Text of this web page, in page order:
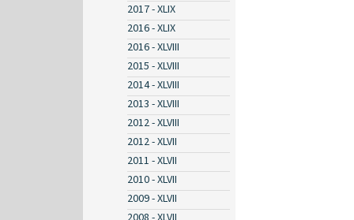
2017 - XLIX
2016 - XLIX
2016 - XLVIII
2015 - XLVIII
2014 - XLVIII
2013 - XLVIII
2012 - XLVIII
2012 - XLVII
2011 - XLVII
2010 - XLVII
2009 - XLVII